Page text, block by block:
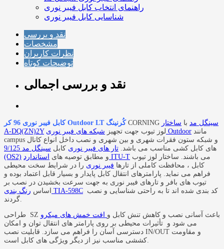
راهنمای انتخاب کابل فیبر نوری
شناسایی کابل فیبر نوری
نقد و بررسی
مشخصات
نظرات کاربران
توضیحات کوتاه
نقد و بررسی اجمالی
کابل فیبر نوری 96 کر Outdoor LT کُرنینگCORNING سینگل مد با ساختار
A-DQ(ZN)2Y
لوز تیوب جهت تجهیز شبکه های فیبر نوری Outdoor
campus و شبکه ستون فقرات شهری و بین شهری و نصب داخل انواع کانال
های کابل کشی مناسب می باشد. تار های فیبر نوری کابل
سینگل مد 9/125
(OS2)
و مطابق توصیه های استاندارد ITU-T
کابل ، محافظت کاملی از تارها فیبر نوری را در شرایط سخت محیطی
فراهم می نماید. پارامترهای انتقال کابل پایدار و بسیار قابل اعتماد بوده و
تیوب های بافر و تارهای فیبر نوری به جهت سرعت بخشیدن در نصب بر
اساس رنگ بندی TIA-598C
گردند.
طراحی SZ باعث آسانی نصب و کاهش تنش کابل و افت خمش های میکرو
می شود و تأثیرات محیطی بر روی پارامتر های انتقال توان و امکان
دسترسی آسان را فراهم می سازد. قابلیت نصب IN/OUT و مقاومت
کششی مناسب نیز از دیگر ویژگی های کابل است.